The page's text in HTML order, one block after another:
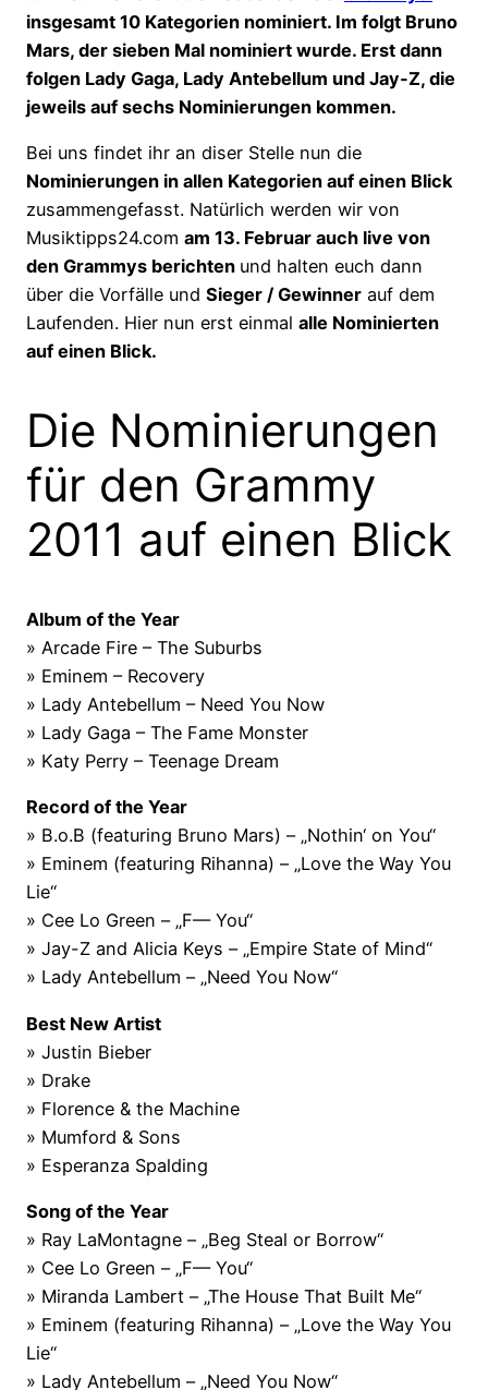
insgesamt 10 Kategorien nominiert. Im folgt Bruno
Mars, der sieben Mal nominiert wurde. Erst dann
folgen Lady Gaga, Lady Antebellum und Jay-Z, die
jeweils auf sechs Nominierungen kommen.
Bei uns findet ihr an diser Stelle nun die
Nominierungen in allen Kategorien auf einen Blick
zusammengefasst. Natürlich werden wir von
Musiktipps24.com am 13. Februar auch live von
den Grammys berichten und halten euch dann
über die Vorfälle und Sieger / Gewinner auf dem
Laufenden. Hier nun erst einmal alle Nominierten
auf einen Blick.
Die Nominierungen
für den Grammy
2011 auf einen Blick
Album of the Year
» Arcade Fire – The Suburbs
» Eminem – Recovery
» Lady Antebellum – Need You Now
» Lady Gaga – The Fame Monster
» Katy Perry – Teenage Dream
Record of the Year
» B.o.B (featuring Bruno Mars) – „Nothin‘ on You“
» Eminem (featuring Rihanna) – „Love the Way You
Lie“
» Cee Lo Green – „F— You“
» Jay-Z and Alicia Keys – „Empire State of Mind“
» Lady Antebellum – „Need You Now“
Best New Artist
» Justin Bieber
» Drake
» Florence & the Machine
» Mumford & Sons
» Esperanza Spalding
Song of the Year
» Ray LaMontagne – „Beg Steal or Borrow“
» Cee Lo Green – „F— You“
» Miranda Lambert – „The House That Built Me“
» Eminem (featuring Rihanna) – „Love the Way You
Lie“
» Lady Antebellum – „Need You Now“